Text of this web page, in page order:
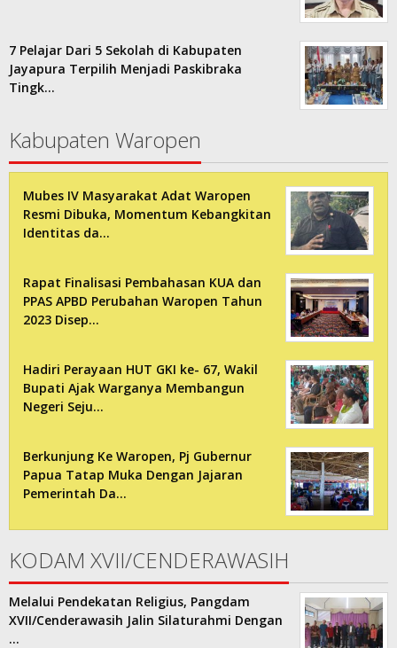
7 Pelajar Dari 5 Sekolah di Kabupaten
Jayapura Terpilih Menjadi Paskibraka
Tingk…
Kabupaten Waropen
Mubes IV Masyarakat Adat Waropen
Resmi Dibuka, Momentum Kebangkitan
Identitas da…
Rapat Finalisasi Pembahasan KUA dan
PPAS APBD Perubahan Waropen Tahun
2023 Disep…
Hadiri Perayaan HUT GKI ke- 67, Wakil
Bupati Ajak Warganya Membangun
Negeri Seju…
Berkunjung Ke Waropen, Pj Gubernur
Papua Tatap Muka Dengan Jajaran
Pemerintah Da…
KODAM XVII/CENDERAWASIH
Melalui Pendekatan Religius, Pangdam
XVII/Cenderawasih Jalin Silaturahmi Dengan
…